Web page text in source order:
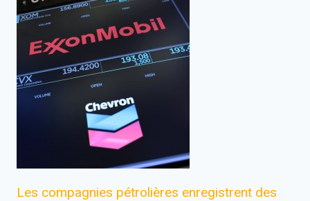
Les compagnies pétrolières enregistrent des